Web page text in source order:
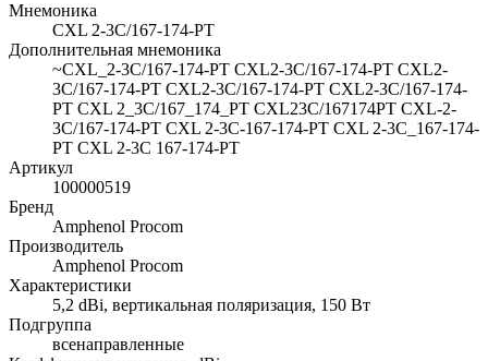
Мнемоника
CXL 2-3C/167-174-PT
Дополнительная мнемоника
~CXL_2-3C/167-174-PT CXL2-3C/167-174-PT CXL2-
3C/167-174-PT CXL2-3C/167-174-PT CXL2-3C/167-174-
PT CXL 2_3C/167_174_PT CXL23C/167174PT CXL-2-
3C/167-174-PT CXL 2-3C-167-174-PT CXL 2-3C_167-174-
PT CXL 2-3C 167-174-PT
Артикул
100000519
Бренд
Amphenol Procom
Производитель
Amphenol Procom
Характеристики
5,2 dBi, вертикальная поляризация, 150 Вт
Подгруппа
всенаправленные